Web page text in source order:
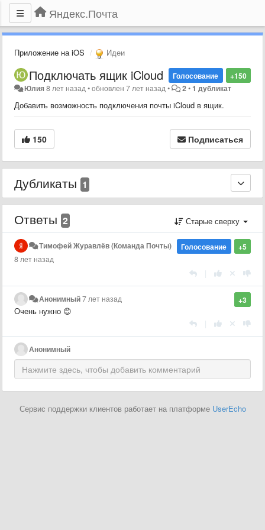
Яндекс.Почта
Приложение на iOS Идеи
+150
Голосование
Подключать ящик iCloud
Юлия8 лет назад •обновлен7 лет назад • 2• 1 дубликат
Добавить возможность подключения почты iCloud в ящик.
150 Подписаться
Дубликаты 1
Ответы 2 Старые сверху
+5
Голосование
Тимофей Журавлёв (Команда Почты)
8 лет назад
+3
Анонимный7 лет назад
Очень нужно 😊
Анонимный
Сервис поддержки клиентов работает на платформе UserEcho